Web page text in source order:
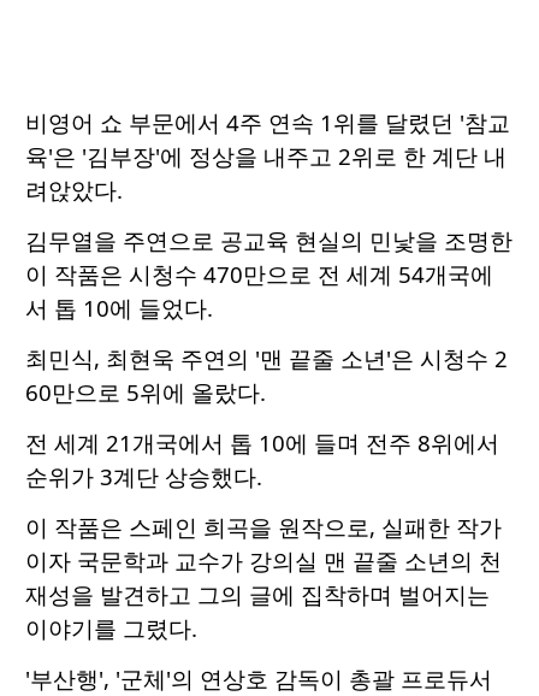
비영어 쇼 부문에서 4주 연속 1위를 달렸던 '참교
육'은 '김부장'에 정상을 내주고 2위로 한 계단 내
려앉았다.
김무열을 주연으로 공교육 현실의 민낯을 조명한
이 작품은 시청수 470만으로 전 세계 54개국에
서 톱 10에 들었다.
최민식, 최현욱 주연의 '맨 끝줄 소년'은 시청수 2
60만으로 5위에 올랐다.
전 세계 21개국에서 톱 10에 들며 전주 8위에서
순위가 3계단 상승했다.
이 작품은 스페인 희곡을 원작으로, 실패한 작가
이자 국문학과 교수가 강의실 맨 끝줄 소년의 천
재성을 발견하고 그의 글에 집착하며 벌어지는
이야기를 그렸다.
'부산행', '군체'의 연상호 감독이 총괄 프로듀서